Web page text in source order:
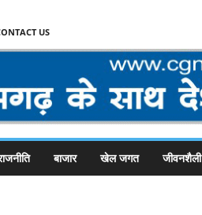
US
बाजार खेल जगत जीवनशैली